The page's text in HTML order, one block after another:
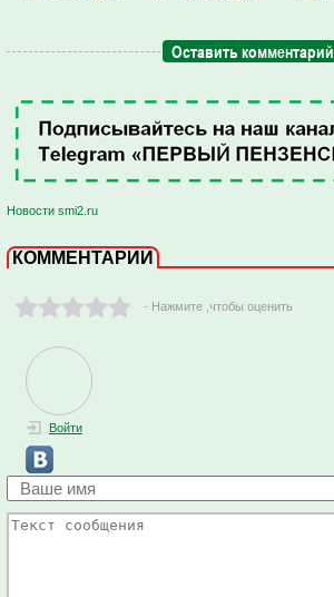
Оставить комментарий
Новости smi2.ru
КОММЕНТАРИИ
- Нажмите ,чтобы оценить
Войти